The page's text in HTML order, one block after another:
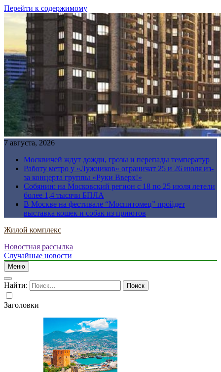
Перейти к содержимому
7 августа, 2026
Москвичей ждут дожди, грозы и перепады температур
Работу метро у «Лужников» ограничат 25 и 26 июля из-
за концерта группы «Руки Вверх!»
Собянин: на Московский регион с 18 по 25 июля летели
более 1,4 тысячи БПЛА
В Москве на фестивале “Моспитомец” пройдет
выставка кошек и собак из приютов
Жилой комплекс
Новостная рассылка
Случайные новости
Меню
Найти:
Заголовки